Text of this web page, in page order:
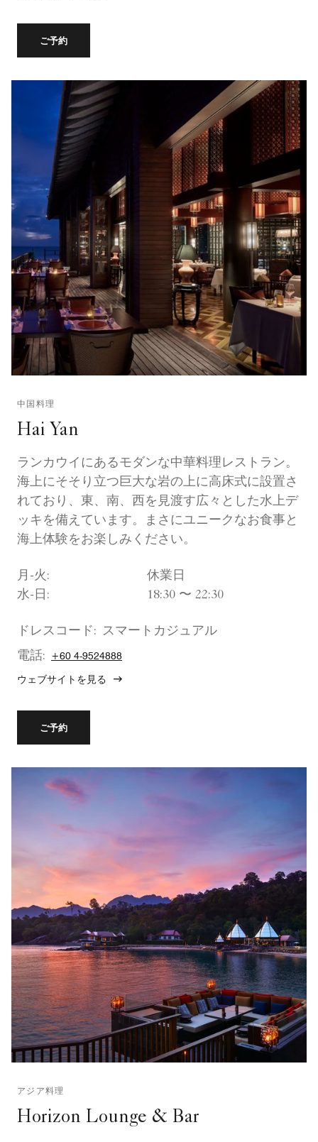
ご予約
中国料理
Hai Yan
ランカウイにあるモダンな中華料理レストラン。
海上にそそり立つ巨大な岩の上に高床式に設置さ
れており、東、南、西を見渡す広々とした水上デ
ッキを備えています。まさにユニークなお食事と
海上体験をお楽しみください。
月-火:
休業日
水-日:
18:30 〜 22:30
ドレスコード: スマートカジュアル
電話:
+60 4-9524888
ウェブサイトを見る
ご予約
アジア料理
Horizon Lounge & Bar